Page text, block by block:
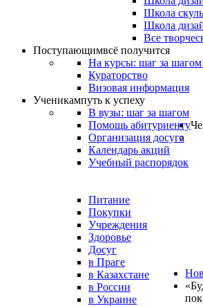
Школа
Школа
Все
Поступающимвсё получится
На курсы: шаг за
Кураторство
Визовая информация
Ученикампуть к успеху
В вузы: шаг за шагом
Помощь абитуриенту
Организация досуга
Календарь акций
Учебный распорядок
Питание
Покупки
Учреждения
Здоровье
Досуг
в Праге
в Казахстане
в России
в Украине